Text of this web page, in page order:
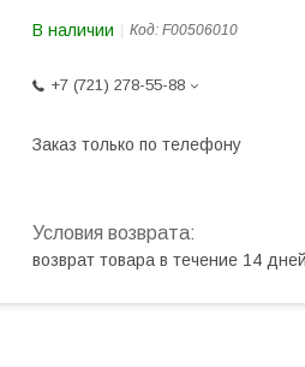
В наличии Код: F00506010
+7 (721) 278-55-88
Заказ только по телефону
возврат товара в течение 14 дней